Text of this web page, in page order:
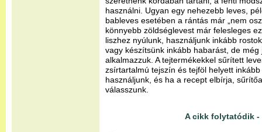
használni. Ugyan egy nehezebb leves,
bableves esetében a rántás már „nem
könnyebb zöldséglevest már felesleges
liszhez nyúlunk, használjunk inkább
vagy készítsünk inkább habarást, de
alkalmazzuk. A tejtermékekkel sűrített
zsírtartalmú tejszín és tejföl helyett
használjunk, és ha a recept elbírja,
válasszunk.
A cikk folytatódik -